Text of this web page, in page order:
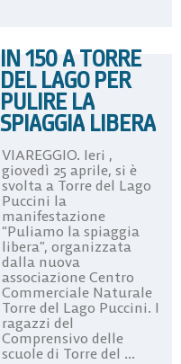
IN 150 A TORRE
DEL LAGO PER
PULIRE LA
SPIAGGIA LIBERA
VIAREGGIO. Ieri ,
giovedì 25 aprile, si è
svolta a Torre del Lago
Puccini la
manifestazione
“Puliamo la spiaggia
libera”, organizzata
dalla nuova
associazione Centro
Commerciale Naturale
Torre del Lago Puccini. I
ragazzi del
Comprensivo delle
scuole di Torre del ...